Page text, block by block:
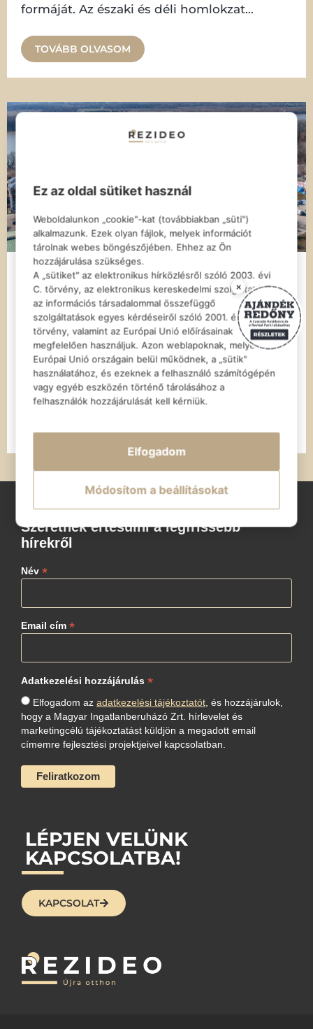
formáját. Az északi és déli homlokzat
oldalakon már jól
TOVÁBB OLVASOM
Dunakert Lakópark: Gyors
ütemben halad az építkezés
A téli hideg és a jeges időjárás ellenére is
folytatódtak a munkálatok a Dunakert
Lakóparkban. Az elmúlt hetekben fontos
munkafázisok készültek el, és egyre több
részlet nyeri el végleges formáját
Szeretnék értesülni a legfrissebb
hírekről
Név *
Email cím *
Adatkezelési hozzájárulás *
Elfogadom az adatkezelési tájékoztatót , és hozzájárulok,
hogy a Magyar Ingatlanberuházó Zrt. hírlevelet és
marketingcélú tájékoztatást küldjön a megadott email
címemre fejlesztési projektjeivel kapcsolatban.
LÉPJEN VELÜNK
KAPCSOLATBA!
KAPCSOLAT
×
Ez az oldal sütiket használ
Weboldalunkon „cookie"-kat (továbbiakban „süti")
alkalmazunk. Ezek olyan fájlok, melyek információt
tárolnak webes böngészőjében. Ehhez az Ön
hozzájárulása szükséges.
A „sütiket" az elektronikus hírközlésről szóló 2003. évi
C. törvény, az elektronikus kereskedelmi szolgáltatások,
az információs társadalommal összefüggő
szolgáltatások egyes kérdéseiről szóló 2001. évi CVIII.
törvény, valamint az Európai Unió előírásainak
megfelelően használjuk. Azon weblapoknak, melyek az
Európai Unió országain belül működnek, a „sütik"
használatához, és ezeknek a felhasználó számítógépén
vagy egyéb eszközén történő tárolásához a
felhasználók hozzájárulását kell kérniük.
Elfogadom
Módosítom a beállításokat